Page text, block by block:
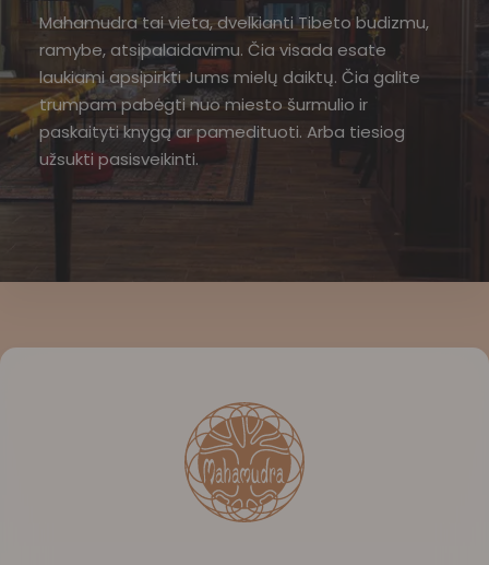
Mahamudra tai vieta, dvelkianti Tibeto budizmu,
ramybe, atsipalaidavimu. Čia visada esate
laukiami apsipirkti Jums mielų daiktų. Čia galite
trumpam pabėgti nuo miesto šurmulio ir
paskaityti knygą ar pamedituoti. Arba tiesiog
užsukti pasisveikinti.